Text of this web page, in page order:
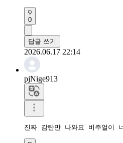
0
답글 쓰기
2026.06.17 22:14
pjNige913
진짜 감탄만 나와요 비주얼이